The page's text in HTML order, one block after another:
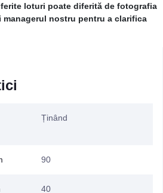
loturi poate diferită de fotografia
managerul nostru pentru a clarifica
Ținând
90
40